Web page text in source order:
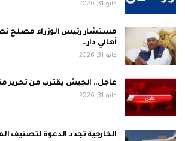
مايو 31, 2026
مستشار رئيس الوزراء مصلح
أهالي دار…
مايو 31, 2026
عاجل.. الجيش يقترب من تحرير
مايو 31, 2026
الخارجية تجدد الدعوة لتصنيف